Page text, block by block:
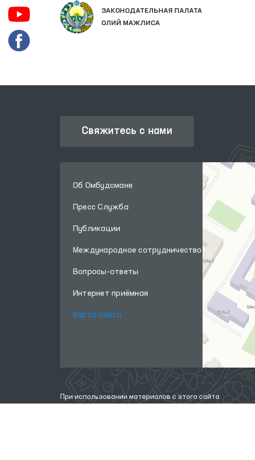
ЗАКОНОДАТЕЛЬНАЯ ПАЛАТА
ОЛИЙ МАЖЛИСА
Свяжитесь с нами
Об Омбудсмане
Пресс Служба
Публикации
Международное сотрудничество
Вопросы-ответы
Интернет приёмная
Карта сайта
При использовании материалов с этого сайта